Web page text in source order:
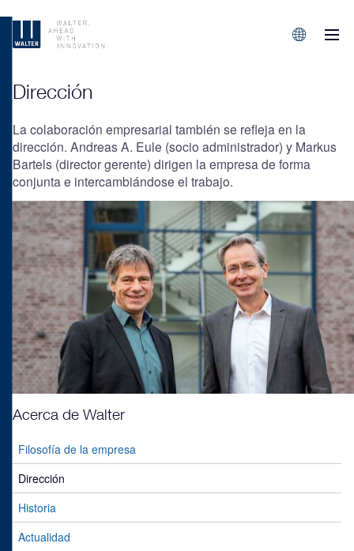
Dirección
La colaboración empresarial también se refleja en la
dirección. Andreas A. Eule (socio administrador) y Markus
Bartels (director gerente) dirigen la empresa de forma
conjunta e intercambiándose el trabajo.
Acerca de Walter
Filosofía de la empresa
Dirección
Historia
Actualidad